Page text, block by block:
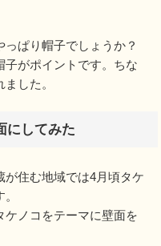
ぱり帽子でしょうか？
子がポイントです。ちな
した。
にしてみた
住む地域では4月頃タケ
ケノコをテーマに壁面を